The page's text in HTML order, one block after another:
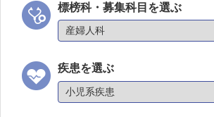
標榜科・募集科目を選ぶ
疾患を選ぶ